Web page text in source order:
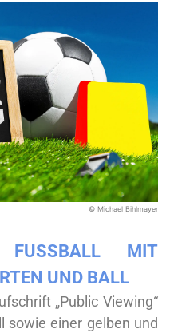
© Michael Bihlmayer
MIT S
UND BALL
„Public Viewing“
sowie einer gelben und